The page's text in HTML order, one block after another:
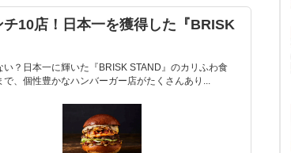
10店！日本一を獲得した『BRISK
？日本一に輝いた『BRISK STAND』のカリふわ食
、個性豊かなハンバーガー店がたくさんあり...